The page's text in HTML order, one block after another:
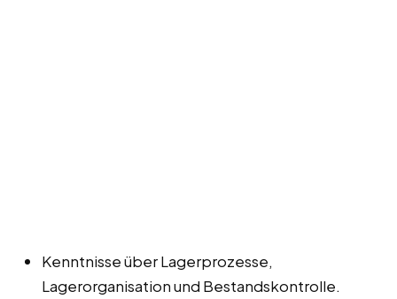
Kenntnisse über Lagerprozesse,
Lagerorganisation und Bestandskontrolle.